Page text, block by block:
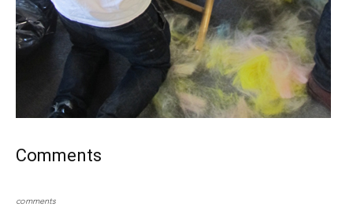
Comments
comments